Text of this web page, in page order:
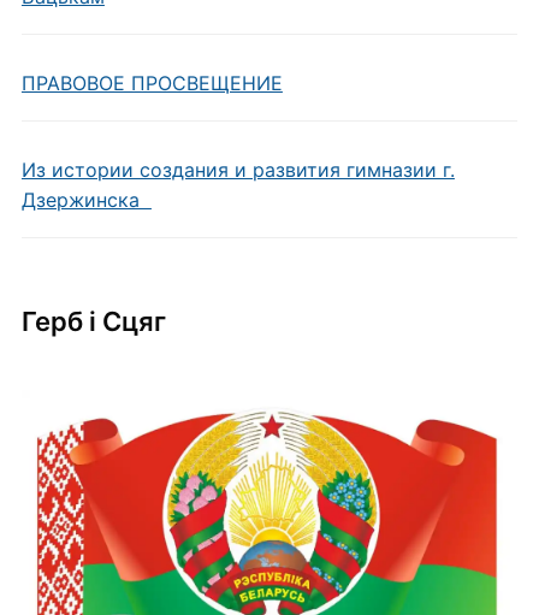
ПРАВОВОЕ ПРОСВЕЩЕНИЕ
Из истории создания и развития гимназии г.
Дзержинска
Герб i Сцяг